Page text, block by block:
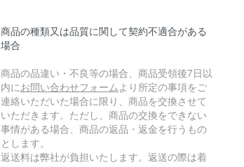
商品の種類又は品質に関して契約不適合がある
場合
商品の品違い・不良等の場合、商品受領後7日以
内にお問い合わせフォーム より所定の事項をご
連絡いただいた場合に限り、商品を交換させて
いただきます。ただし、商品の交換をできない
事情がある場合、商品の返品・返金を行うもの
とします。
返送料は弊社が負担いたします。返送の際は着